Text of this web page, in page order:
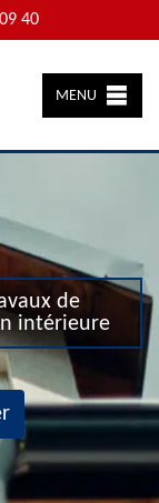
40
MENU
de
intérieure